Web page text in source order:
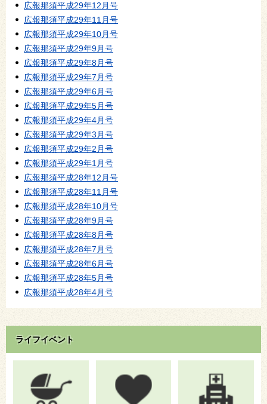
広報那須平成29年12月号
広報那須平成29年11月号
広報那須平成29年10月号
広報那須平成29年9月号
広報那須平成29年8月号
広報那須平成29年7月号
広報那須平成29年6月号
広報那須平成29年5月号
広報那須平成29年4月号
広報那須平成29年3月号
広報那須平成29年2月号
広報那須平成29年1月号
広報那須平成28年12月号
広報那須平成28年11月号
広報那須平成28年10月号
広報那須平成28年9月号
広報那須平成28年8月号
広報那須平成28年7月号
広報那須平成28年6月号
広報那須平成28年5月号
広報那須平成28年4月号
ライフイベント